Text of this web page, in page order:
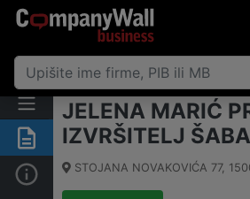
Rezime
Osnovni podaci
JELENA MARIĆ
IZVRŠITELJ
STOJANA NOVAKOVIĆA 77,